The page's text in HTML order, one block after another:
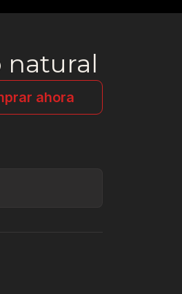
natural
ahora